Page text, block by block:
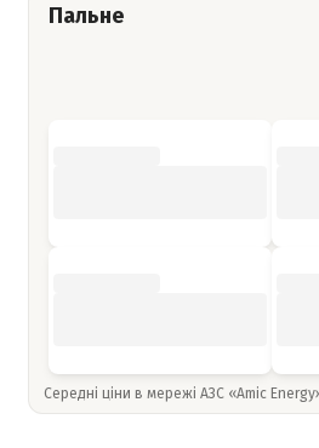
Пальне
Середні ціни в мережі АЗС «Amic